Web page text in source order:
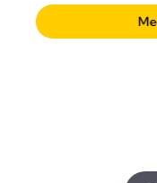
van
de